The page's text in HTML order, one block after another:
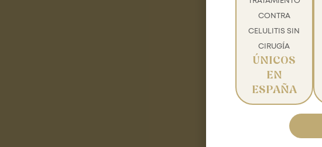
CONTRA
CELULITIS SIN
CIRUGÍA
ÚNICOS
EN
ESPAÑA